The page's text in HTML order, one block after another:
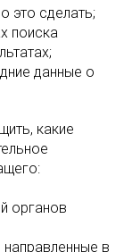
это сделать;
поиска
данные о
какие
органов
в